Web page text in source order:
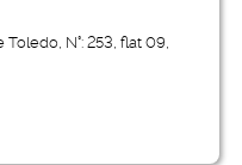
Toledo, N°: 253, flat 09,